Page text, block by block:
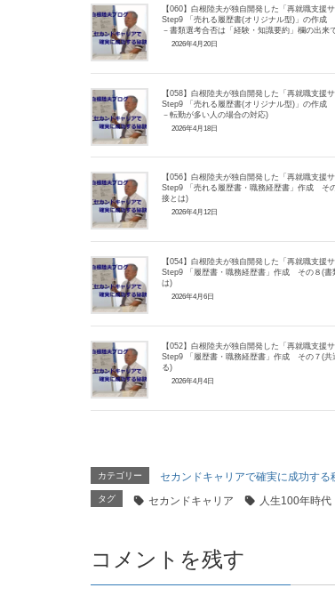
【060】白根陸夫が独自開発した「再就職支援
Step9 「売れる履歴書(オリジナル型)」の作成
－書類選考合否は「経験・知識要約」欄の出
2026年4月20日
【058】白根陸夫が独自開発した「再就職支援
Step9 「売れる履歴書(オリジナル型)」の作成
－転勤が多い人の場合の対応)
2026年4月18日
【056】白根陸夫が独自開発した「再就職支援
Step9 「売れる履歴書・職務経歴書」作成 そ
接とは)
2026年4月12日
【054】白根陸夫が独自開発した「再就職支援
Step9 「履歴書・職務経歴書」作成 その８(書
は)
2026年4月6日
【052】白根陸夫が独自開発した「再就職支援
Step9 「履歴書・職務経歴書」作成 その７(共
る)
2026年4月4日
カテゴリー セカンドキャリアで確実に成功する
タグ セカンドキャリア 人生100年時代
コメントを残す